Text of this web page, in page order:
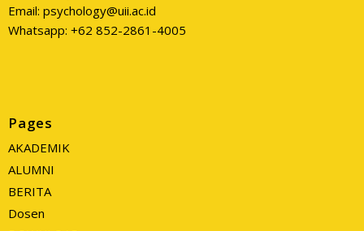
Email: psychology@uii.ac.id
Whatsapp: +62 852-2861-4005
Pages
AKADEMIK
ALUMNI
BERITA
Dosen